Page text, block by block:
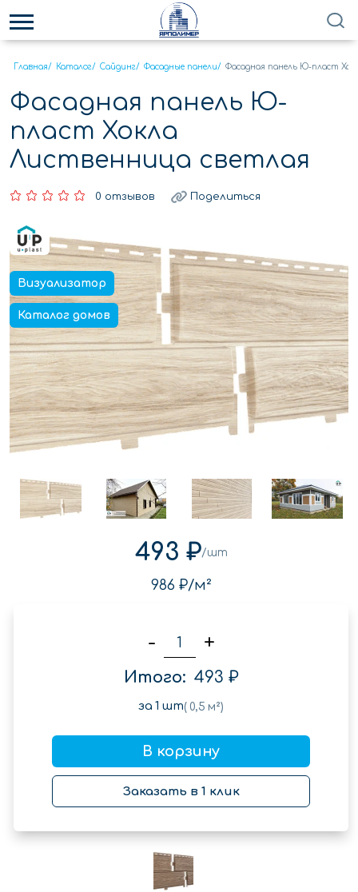
Главная/ Каталог/ Сайдинг/ Фасадные панели/ Фасадная панель Ю-пласт
Фасадная панель Ю-
пласт Хокла
Лиственница светлая
0 отзывов Поделиться
Визуализатор
Каталог домов
493 ₽/шт
986 ₽/м²
- +
Итого: 493 ₽
за 1 шт( 0,5 м²)
В корзину
Заказать в 1 клик